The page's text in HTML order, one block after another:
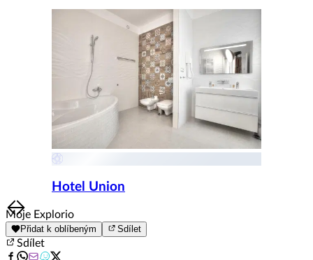
Hotel Union
Item
1
of
8
Moje Explorio
Přidat k oblíbeným Sdílet
Sdílet